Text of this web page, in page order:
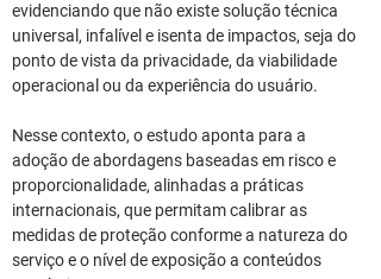
evidenciando que não existe solução técnica
universal, infalível e isenta de impactos, seja do
ponto de vista da privacidade, da viabilidade
operacional ou da experiência do usuário.
Nesse contexto, o estudo aponta para a
adoção de abordagens baseadas em risco e
proporcionalidade, alinhadas a práticas
internacionais, que permitam calibrar as
medidas de proteção conforme a natureza do
serviço e o nível de exposição a conteúdos